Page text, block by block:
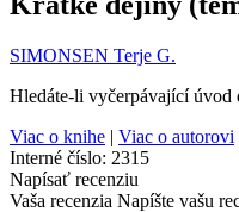
SIMONSEN Terje G.
Hledáte-li vyčerpávající úvod
Viac o knihe | Viac o autorovi
Interné číslo: 2315
Napísať recenziu
Vaša recenzia Napíšte vašu